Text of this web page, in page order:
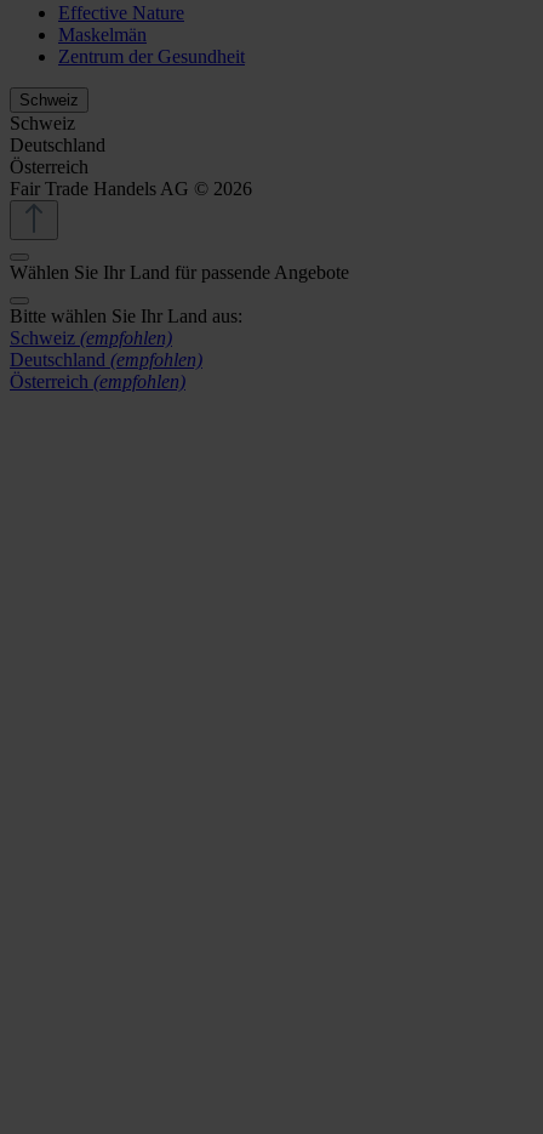
Effective Nature
Maskelmän
Zentrum der Gesundheit
Schweiz
Schweiz
Deutschland
Österreich
Fair Trade Handels AG © 2026
Wählen Sie Ihr Land für passende Angebote
Bitte wählen Sie Ihr Land aus:
Schweiz (empfohlen)
Deutschland (empfohlen)
Österreich (empfohlen)